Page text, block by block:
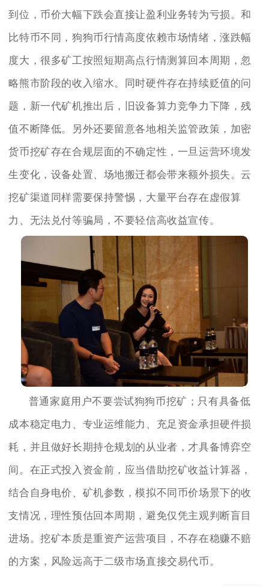
到位，币价大幅下跌会直接让盈利业务转为亏损。和
比特币不同，狗狗币行情高度依赖市场情绪，涨跌幅
度大，很多矿工按照短期高点行情测算回本周期，忽
略熊市阶段的收入缩水。同时硬件存在持续贬值的问
题，新一代矿机推出后，旧设备算力竞争力下降，残
值不断降低。另外还要留意各地相关监管政策，加密
货币挖矿存在合规层面的不确定性，一旦运营环境发
生变化，设备处置、场地搬迁都会带来额外损失。云
挖矿渠道同样需要保持警惕，大量平台存在虚假算
力、无法兑付等骗局，不要轻信高收益宣传。
普通家庭用户不要尝试狗狗币挖矿；只有具备低
成本稳定电力、专业运维能力、充足资金承担硬件损
耗，并且做好长期持仓规划的从业者，才具备博弈空
间。在正式投入资金前，应当借助挖矿收益计算器，
结合自身电价、矿机参数，模拟不同币价场景下的收
支情况，理性预估回本周期，避免仅凭主观判断盲目
进场。挖矿本质是重资产运营项目，不存在稳赚不赔
的方案，风险远高于二级市场直接交易代币。